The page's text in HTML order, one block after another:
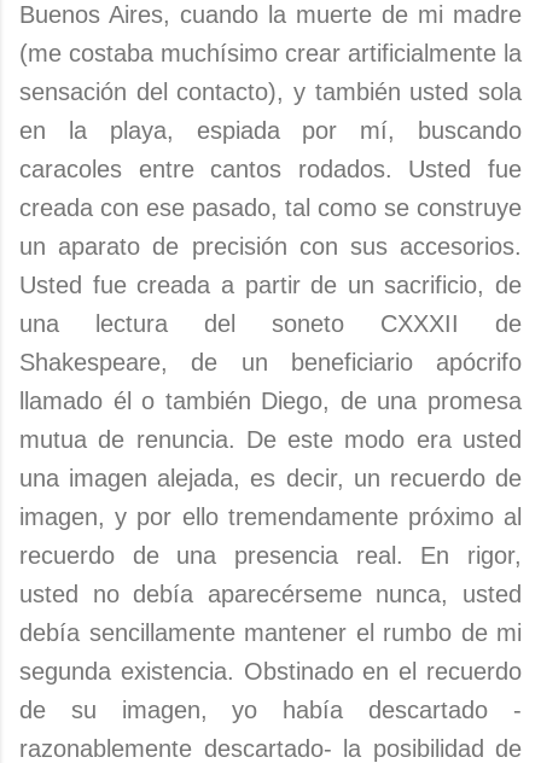
Buenos Aires, cuando la muerte de mi madre
(me costaba muchísimo crear artificialmente la
sensación del contacto), y también usted sola
en la playa, espiada por mí, buscando
caracoles entre cantos rodados. Usted fue
creada con ese pasado, tal como se construye
un aparato de precisión con sus accesorios.
Usted fue creada a partir de un sacrificio, de
una lectura del soneto CXXXII de
Shakespeare, de un beneficiario apócrifo
llamado él o también Diego, de una promesa
mutua de renuncia. De este modo era usted
una imagen alejada, es decir, un recuerdo de
imagen, y por ello tremendamente próximo al
recuerdo de una presencia real. En rigor,
usted no debía aparecérseme nunca, usted
debía sencillamente mantener el rumbo de mi
segunda existencia. Obstinado en el recuerdo
de su imagen, yo había descartado -
razonablemente descartado- la posibilidad de